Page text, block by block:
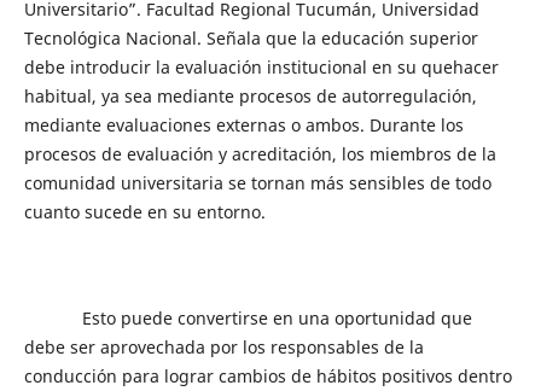
Universitario”. Facultad Regional Tucumán, Universidad
Tecnológica Nacional. Señala que la educación superior
debe introducir la evaluación institucional en su quehacer
habitual, ya sea mediante procesos de autorregulación,
mediante evaluaciones externas o ambos. Durante los
procesos de evaluación y acreditación, los miembros de la
comunidad universitaria se tornan más sensibles de todo
cuanto sucede en su entorno.
Esto puede convertirse en una oportunidad que
debe ser aprovechada por los responsables de la
conducción para lograr cambios de hábitos positivos dentro